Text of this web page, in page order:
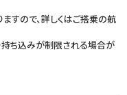
すので、詳しくはご搭乗の航
ち込みが制限される場合が